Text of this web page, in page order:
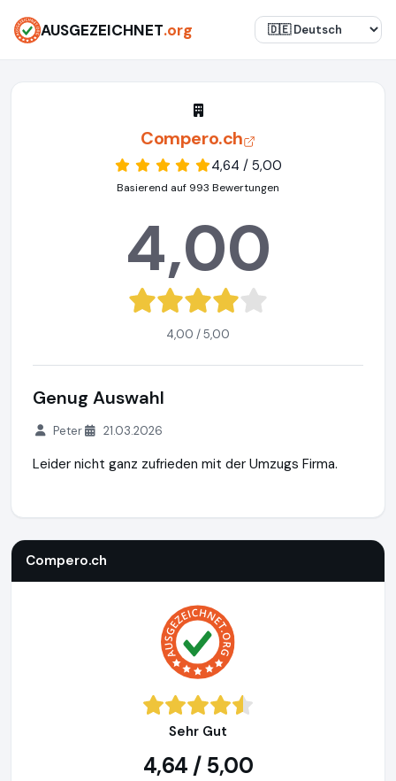
AUSGEZEICHNET.org
Compero.ch
4,64 / 5,00
Basierend auf 993 Bewertungen
4,00
4,00 / 5,00
Genug Auswahl
Peter 21.03.2026
Leider nicht ganz zufrieden mit der Umzugs Firma.
Compero.ch
Sehr Gut
4,64 / 5,00